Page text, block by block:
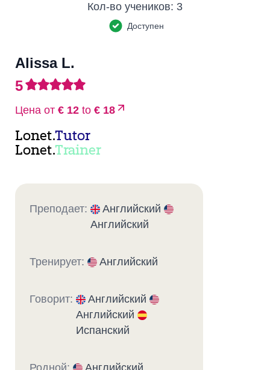
Кол-во учеников: 3
Доступен
Alissa L.
5
Цена от € 12 to € 18
Lonet.Tutor
Lonet.Trainer
Преподает:
Английский
Английский
Тренирует: Английский
Говорит:
Английский
Английский
Испанский
Родной: Английский